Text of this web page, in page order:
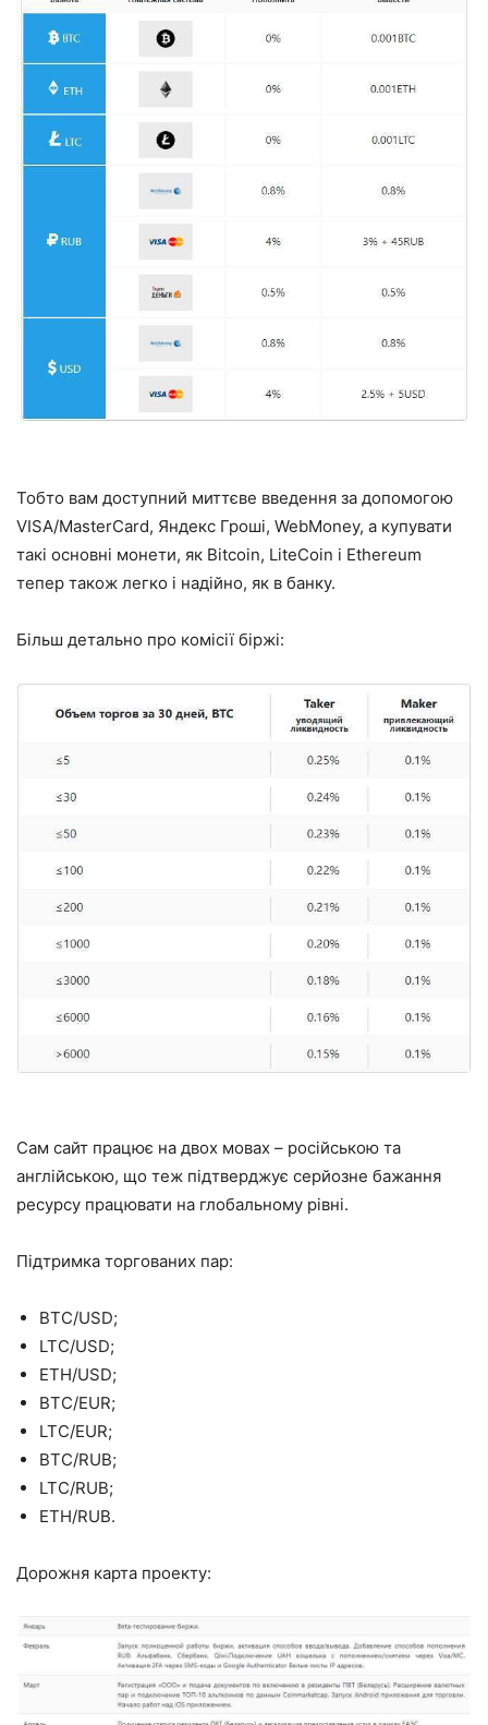
Тобто вам доступний миттєве введення за допомогою
VISA/MasterCard, Яндекс Гроші, WebMoney, а купувати
такі основні монети, як Bitcoin, LiteCoin і Ethereum
тепер також легко і надійно, як в банку.
Більш детально про комісії біржі:
Сам сайт працює на двох мовах – російською та
англійською, що теж підтверджує серйозне бажання
ресурсу працювати на глобальному рівні.
Підтримка торгованих пар:
BTC/USD;
LTC/USD;
ETH/USD;
BTC/EUR;
LTC/EUR;
BTC/RUB;
LTC/RUB;
ETH/RUB.
Дорожня карта проекту: